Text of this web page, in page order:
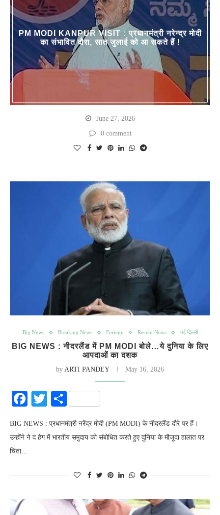
PM MODI KANPUR VISIT : प्रधानमंत्री नरेन्द्र मोदी
का संभावित दौरा, सात जुलाई को आ सकते हैं !
June 27, 2026
0 comment
Big News Breaking News Foriegn Recent News नई दिल्ली
BIG NEWS : नीदरलैंड में PM MODI बोले…ये दुनिया के लिए
आपदाओं का दशक
by ARTI PANDEY May 16, 2026
Facebook
Twitter
Share
BIG NEWS : प्रधानमंत्री नरेंद्र मोदी (PM MODI) के नीदरलैंड दौरे पर हैं।
उन्होंने ने द हेग में भारतीय समुदाय को संबोधित करते हुए दुनिया के मौजूदा हालात पर
चिंता…